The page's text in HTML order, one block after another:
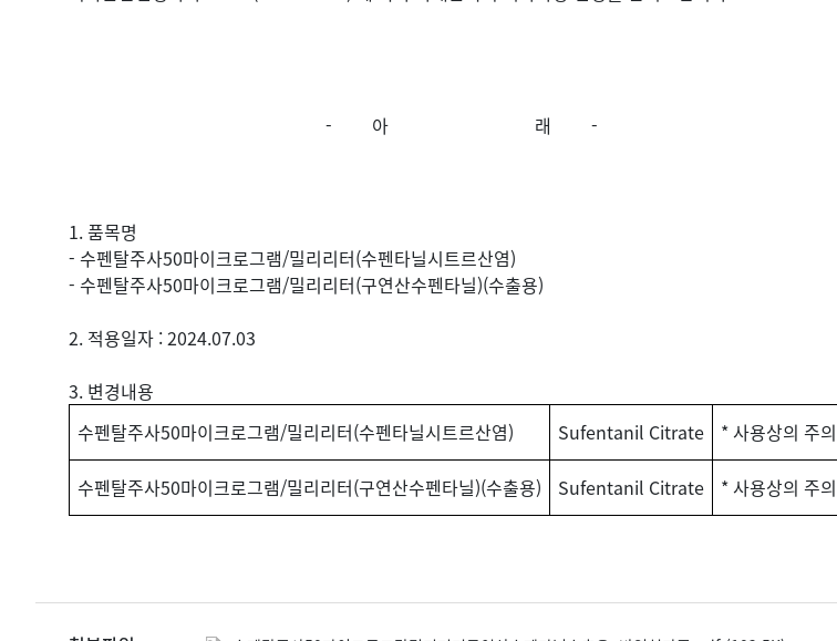
- 아 래 -
1. 품목명
- 수펜탈주사50마이크로그램/밀리리터(수펜타닐시트르산염)
- 수펜탈주사50마이크로그램/밀리리터(구연산수펜타닐)(수출용)
2. 적용일자 : 2024.07.03
3. 변경내용
수펜탈주사50마이크로그램/밀리리터(수펜타닐시트르산염)
Sufentanil Citrate * 사용상의 주
수펜탈주사50마이크로그램/밀리리터(구연산수펜타닐)(수출용) Sufentanil Citrate * 사용상의 주